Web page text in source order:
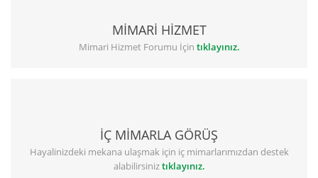
MİMARİ HİZMET
Mimari Hizmet Forumu İçin tıklayınız.
İÇ MİMARLA GÖRÜŞ
Hayalinizdeki mekana ulaşmak için iç mimarlarımızdan destek
alabilirsiniztıklayınız.